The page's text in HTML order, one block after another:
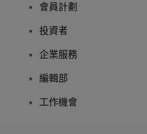
會員計劃
投資者
企業服務
編輯部
工作機會